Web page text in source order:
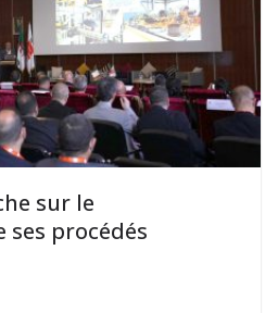
sur le
procédés